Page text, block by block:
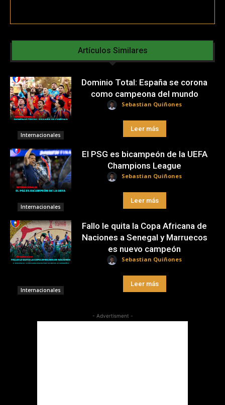
Artículos Similares
Internacionales
Dominio Total: España se corona
como campeona del mundo
Sebastian Quiñones
Leer más
Internacionales
El PSG es bicampeón de la UEFA
Champions League
Sebastian Quiñones
Leer más
Internacionales
Fallo le quita la Copa Africana de
Naciones a Senegal y Marruecos
es nuevo campeón
Sebastian Quiñones
Leer más
- Advertisment -